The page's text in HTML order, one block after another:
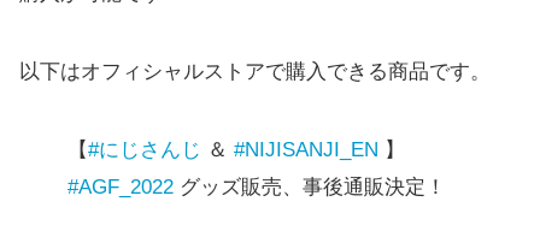
以下はオフィシャルストアで購入できる商品です。
【#にじさんじ ＆ #NIJISANJI_EN 】
#AGF_2022 グッズ販売、事後通販決定！